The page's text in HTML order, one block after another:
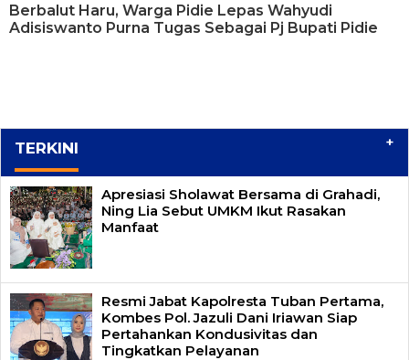
Berbalut Haru, Warga Pidie Lepas Wahyudi
Adisiswanto Purna Tugas Sebagai Pj Bupati Pidie
TERKINI +
Apresiasi Sholawat Bersama di Grahadi,
Ning Lia Sebut UMKM Ikut Rasakan
Manfaat
Resmi Jabat Kapolresta Tuban Pertama,
Kombes Pol. Jazuli Dani Iriawan Siap
Pertahankan Kondusivitas dan
Tingkatkan Pelayanan